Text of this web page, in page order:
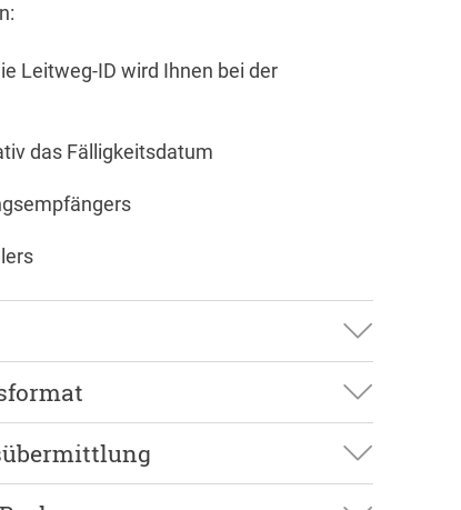
Leitweg-ID wird Ihnen bei der
das Fälligkeitsdatum
Rechnungsaustausch mit dem BAS die
ID) - „Käuferreferenz“ (BT-10) in der
Rechnungen an die